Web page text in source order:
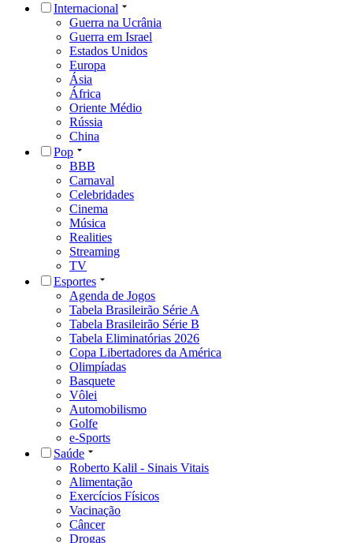
Internacional
Guerra na Ucrânia
Guerra em Israel
Estados Unidos
Europa
Ásia
África
Oriente Médio
Rússia
China
Pop
BBB
Carnaval
Celebridades
Cinema
Música
Realities
Streaming
TV
Esportes
Agenda de Jogos
Tabela Brasileirão Série A
Tabela Brasileirão Série B
Tabela Eliminatórias 2026
Copa Libertadores da América
Olimpíadas
Basquete
Vôlei
Automobilismo
Golfe
e-Sports
Saúde
Roberto Kalil - Sinais Vitais
Alimentação
Exercícios Físicos
Vacinação
Câncer
Drogas